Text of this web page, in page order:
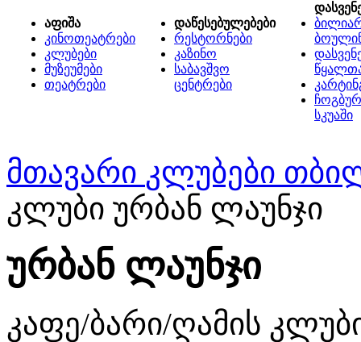
აფიშა
კინოთეატრები
კლუბები
მუზეუმები
თეატრები
დაწესებულებები
რესტორნები
კაზინო
საბავშვო
ცენტრები
სკუაში
მთავარი კლუბები
კლუბი ურბან ლაუნჯი
ურბან ლაუნჯი
კაფე/ბარი/ღამის